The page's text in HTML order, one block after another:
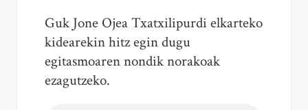
Guk Jone Ojea Txatxilipurdi elkarteko
kidearekin hitz egin dugu
egitasmoaren nondik norakoak
ezagutzeko.